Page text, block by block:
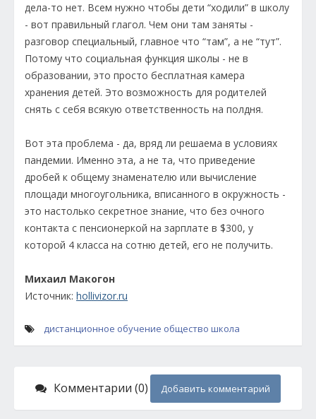
дела-то нет. Всем нужно чтобы дети “ходили” в школу
- вот правильный глагол. Чем они там заняты -
разговор специальный, главное что “там”, а не “тут”.
Потому что социальная функция школы - не в
образовании, это просто бесплатная камера
хранения детей. Это возможность для родителей
снять с себя всякую ответственность на полдня.
Вот эта проблема - да, вряд ли решаема в условиях
пандемии. Именно эта, а не та, что приведение
дробей к общему знаменателю или вычисление
площади многоугольника, вписанного в окружность -
это настолько секретное знание, что без очного
контакта с пенсионеркой на зарплате в $300, у
которой 4 класса на сотню детей, его не получить.
Михаил Макогон
Источник: hollivizor.ru
дистанционное обучение общество школа
Комментарии (0) Добавить комментарий